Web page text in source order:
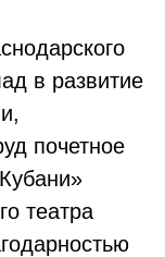
в развитие
почетное
театра